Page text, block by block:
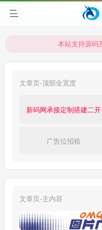
本站支持源码
本站支持源码
文章页-顶部全宽度
新码网承接定制搭建二开
广告位招租
文章页-主内容